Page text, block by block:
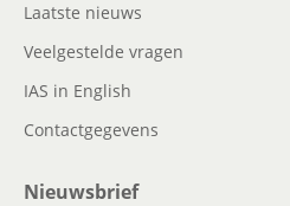
Laatste nieuws
Veelgestelde vragen
IAS in English
Contactgegevens
Nieuwsbrief